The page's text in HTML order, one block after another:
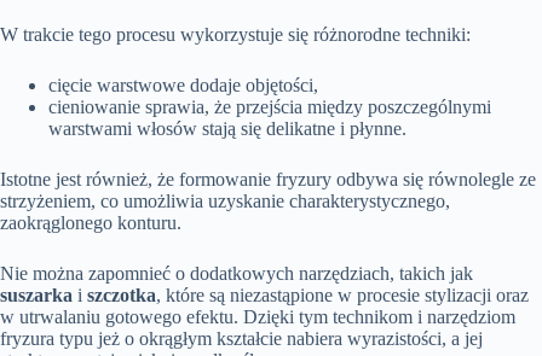
W trakcie tego procesu wykorzystuje się różnorodne techniki:
cięcie warstwowe dodaje objętości,
cieniowanie sprawia, że przejścia między poszczególnymi
warstwami włosów stają się delikatne i płynne.
Istotne jest również, że formowanie fryzury odbywa się równolegle ze
strzyżeniem, co umożliwia uzyskanie charakterystycznego,
zaokrąglonego konturu.
Nie można zapomnieć o dodatkowych narzędziach, takich jak
suszarka i szczotka, które są niezastąpione w procesie stylizacji oraz
w utrwalaniu gotowego efektu. Dzięki tym technikom i narzędziom
fryzura typu jeż o okrągłym kształcie nabiera wyrazistości, a jej